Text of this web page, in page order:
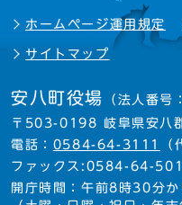
ホームページ運用規定
サイトマップ
安八町役場 （法人番
〒503-0198 岐阜県安八
電話： 0584-64-3111
ファックス:0584-64-
開庁時間：午前8時30分